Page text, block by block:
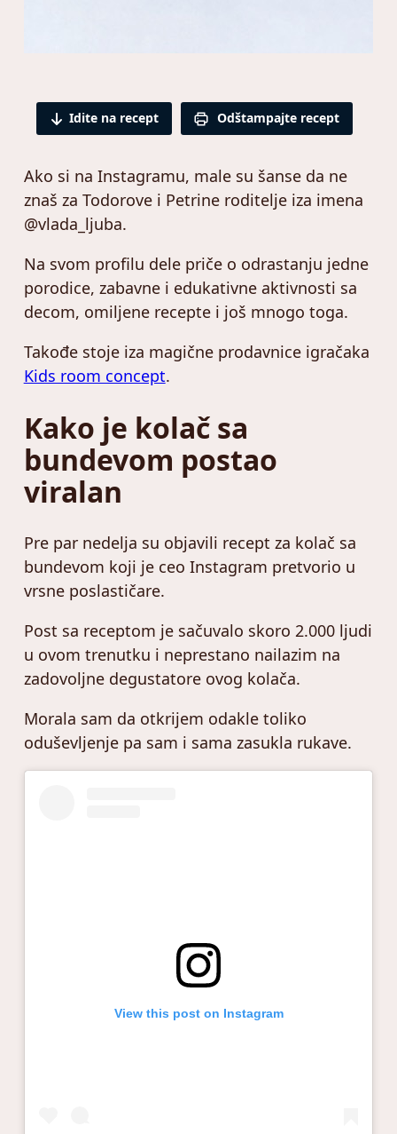
Idite na recept Odštampajte recept
Ako si na Instagramu, male su šanse da ne
znaš za Todorove i Petrine roditelje iza imena
@vlada_ljuba.
Na svom profilu dele priče o odrastanju jedne
porodice, zabavne i edukativne aktivnosti sa
decom, omiljene recepte i još mnogo toga.
Takođe stoje iza magične prodavnice igračaka
Kids room concept.
Kako je kolač sa
bundevom postao
viralan
Pre par nedelja su objavili recept za kolač sa
bundevom koji je ceo Instagram pretvorio u
vrsne poslastičare.
Post sa receptom je sačuvalo skoro 2.000 ljudi
u ovom trenutku i neprestano nailazim na
zadovoljne degustatore ovog kolača.
Morala sam da otkrijem odakle toliko
oduševljenje pa sam i sama zasukla rukave.
View this post on Instagram